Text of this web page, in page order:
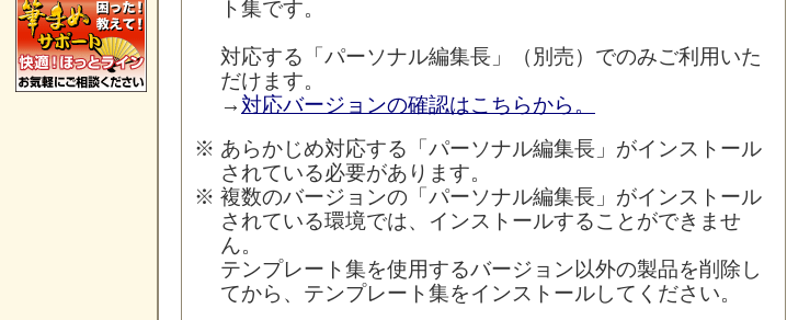
ト集です。
対応する「パーソナル編集長」（別売）でのみご利用いた
だけます。
→ 対応バージョンの確認はこちらから。
※ あらかじめ対応する「パーソナル編集長」がインストール
されている必要があります。
※ 複数のバージョンの「パーソナル編集長」がインストール
されている環境では、インストールすることができませ
ん。
テンプレート集を使用するバージョン以外の製品を削除し
てから、テンプレート集をインストールしてください。